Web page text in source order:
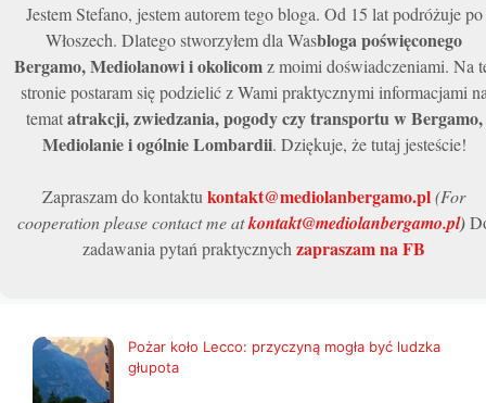
Jestem Stefano, jestem autorem tego bloga. Od 15 lat podróżuje po
Włoszech. Dlatego stworzyłem dla Wasbloga poświęconego
Bergamo, Mediolanowi i okolicomz moimi doświadczeniami. Na
stronie postaram się podzielić z Wami praktycznymi informacjami
tematatrakcji, zwiedzania, pogody czy transportu w Bergamo,
Mediolanie i ogólnie Lombardii. Dziękuje, że tutaj jesteście!
Zapraszam do kontaktu kontakt@mediolanbergamo.pl(For
cooperation please contact me atkontakt@mediolanbergamo.pl)
zadawania pytań praktycznych zapraszam na FB
Pożar koło Lecco: przyczyną mogła być ludzka
głupota